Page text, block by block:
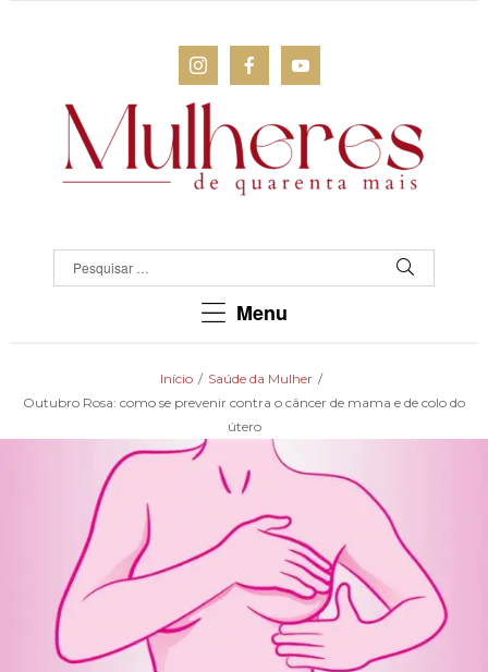
QUARENTA
Menu
Início / Saúde da Mulher /
Outubro Rosa: como se prevenir contra o câncer de mama e de colo do
útero